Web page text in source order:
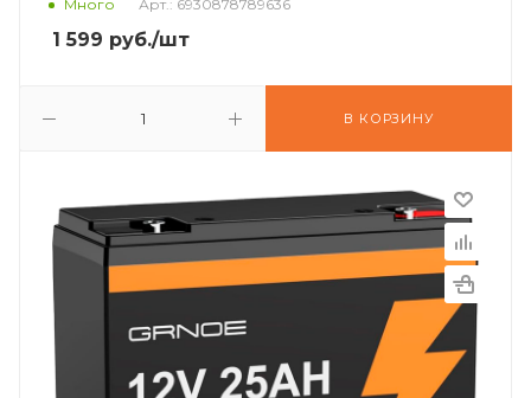
Много Арт.: 6930878789636
1 599 руб./шт
В КОРЗИНУ